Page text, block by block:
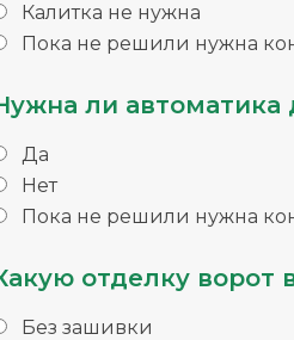
Калитка не нужна
Пока не решили нужна
ли автоматика
Да
Нет
Пока не решили нужна
отделку ворот
Без зашивки